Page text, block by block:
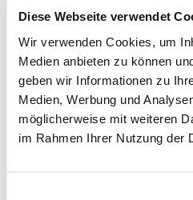
Diese Webseite verwendet
Wir verwenden Cookies, um
Medien anbieten zu können
geben wir Informationen zu
Medien, Werbung und
möglicherweise mit weiteren
im Rahmen Ihrer Nutzung der